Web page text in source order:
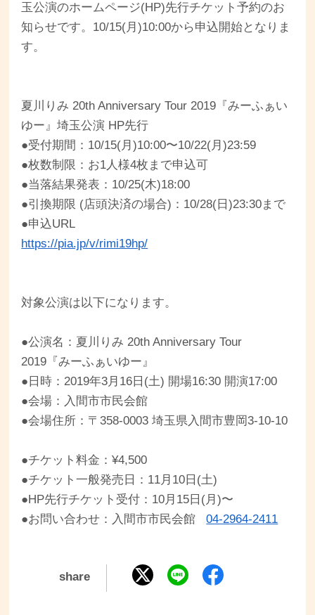
玉公演のホームページ(HP)先行チケット予約のお
知らせです。10/15(月)10:00から申込開始となりま
す。
夏川りみ 20th Anniversary Tour 2019『みーふぁい
ゆー』埼玉公演 HP先行
●受付期間：10/15(月)10:00〜10/22(月)23:59
●枚数制限：お1人様4枚まで申込可
●当落結果発表：10/25(木)18:00
●引換期限 (店頭決済の場合)：10/28(日)23:30まで
●申込URL
https://pia.jp/v/rimi19hp/
対象公演は以下になります。
●公演名：夏川りみ 20th Anniversary Tour
2019『みーふぁいゆー』
●日時：2019年3月16日(土) 開場16:30 開演17:00
●会場：入間市市民会館
●会場住所：〒358-0003 埼玉県入間市豊岡3-10-10
●チケット料金：¥4,500
●チケット一般発売日：11月10日(土)
●HP先行チケット受付：10月15日(月)〜
●お問い合わせ：入間市市民会館04-2964-2411
share